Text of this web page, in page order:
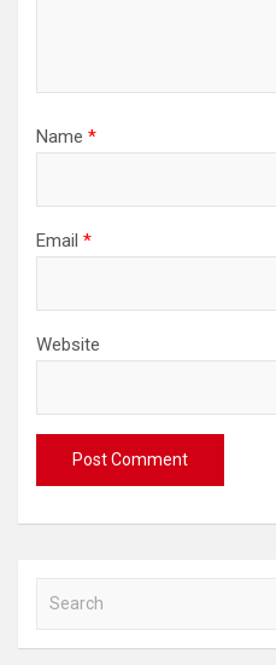
Name *
Email *
Website
a